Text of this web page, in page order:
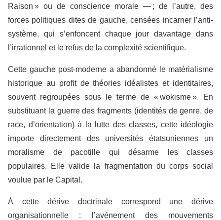
Raison » ou de conscience morale — ; de l’autre, des
forces politiques dites de gauche, censées incarner l’anti-
système, qui s’enfoncent chaque jour davantage dans
l’irrationnel et le refus de la complexité scientifique.
Cette gauche post-moderne a abandonné le matérialisme
historique au profit de théories idéalistes et identitaires,
souvent regroupées sous le terme de « wokisme ». En
substituant la guerre des fragments (identités de genre, de
race, d’orientation) à la lutte des classes, cette idéologie
importe directement des universités étatsuniennes un
moralisme de pacotille qui désarme les classes
populaires. Elle valide la fragmentation du corps social
voulue par le Capital.
À cette dérive doctrinale correspond une dérive
organisationnelle : l’avènement des mouvements